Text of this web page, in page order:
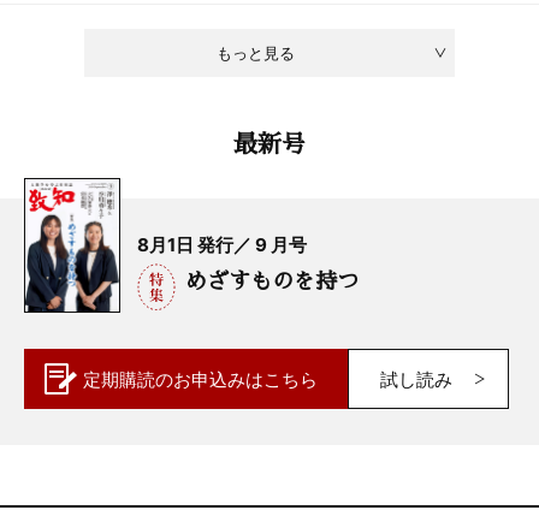
もっと見る
最新号
8月1日 発行／ 9 月号
めざすものを持つ
定期購読のお申込みはこちら 試し読み